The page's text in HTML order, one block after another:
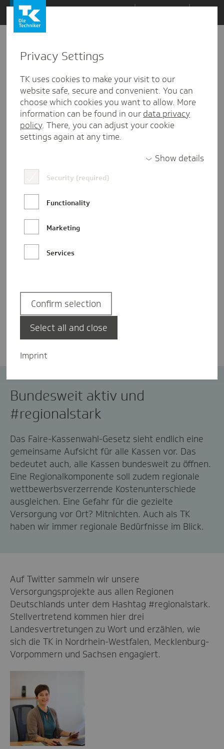
Zum
Inhalt
springen
den
Kommentaren
Kerstin Grießmeier
Bundesweit aktiv und
#regionalstark
Das Faire-Kassenwahl-Gesetz sieht endlich eine
gemeinsame Aufsicht für alle Kassen vor. Das
bedeutet auch, alle Kassen bundesweit zu öffnen.
Eine Regionalkomponente soll zudem regionale
wettbewerbsverzerrende Kostenunterschiede
ausgleichen. Eine Gefahr für die gezielte
Versorgung vor Ort? Mitnichten. Auch als TK
haben wir immer regionale Bedürfnisse im Blick.
Auf Twitter sammeln wir unsere
Versorgungsprojekte aus allen Regionen
Deutschlands unter dem Hashtag #regionalstark.
Stellvertretend kommen hier drei
Landesvertretungen zu Wort und erzählen, wie
sich die TK in Nordrhein-Westfalen, Mecklenburg-
Vorpommern und Sachsen engagiert.
Privacy Settings
TK uses cookies to make your visit to our
website safe, secure and convenient. You can
choose which cookies you want to allow. More
information can be found in our data privacy
policy. There, you can adjust your cookie
settings again at any time.
Show details
Security (required)
Functionality
Marketing
Services
Imprint
Confirm selection
Select all and close